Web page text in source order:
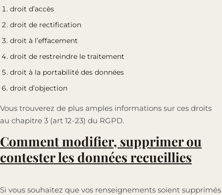
droit d’accès
droit de rectification
droit à l’effacement
droit de restreindre le traitement
droit à la portabilité des données
droit d’objection
Vous trouverez de plus amples informations sur ces droits
au chapitre 3 (art 12-23) du RGPD.
Comment modifier, supprimer ou
contester les données recueillies
Si vous souhaitez que vos renseignements soient supprimés